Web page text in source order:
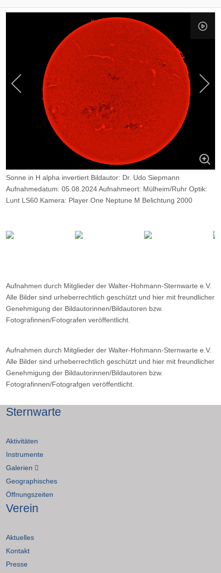
Sonne in H alpha invertiert Bildautor: Dr. Udo Siepmann
Aufnahmedatum: 05.08.2024 Aufnahmeort: Mülheim/Ruhr Optik:
Lunt LS60 Kamera: Player One Neptune M Belichtung 2000
Aufnahmen durch Mitglieder der Walter-Hohmann-Sternwarte e.V.
Alle Bilder sind urheberrechtlich geschützt und hier mit freundlicher
Genehmigung der Bildautorinnen/Bildautoren bzw.
Fotografinnen/Fotografen veröffentlicht.
Aufnahmen durch Mitglieder der Walter-Hohmann-Sternwarte e.V.
Alle Bilder sind urheberrechtlich geschützt und hier mit freundlicher
Genehmigung der Bildautorinnen/Bildautoren bzw.
Fotografinnen/Fotografgen veröffentlicht.
Sternwarte
Aktivitäten
Instrumente
Galerien
Geographisches
Öffnungszeiten
Verein
Aktuelles
Kontakt
Presse